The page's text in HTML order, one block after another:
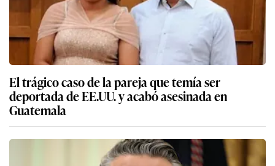
El trágico caso de la pareja que temía ser
deportada de EE.UU. y acabó asesinada en
Guatemala